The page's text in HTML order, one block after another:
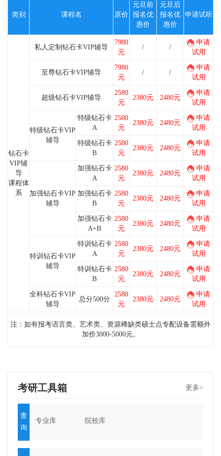
类别 课程名 原价
元旦前
报名优
惠价
元旦后
报名优
惠价
申请试听
钻石卡
VIP辅
导
课程体
系
私人定制钻石卡VIP辅导
7980
元
/ /
申请
试用
至尊钻石卡VIP辅导
7980
元
/ /
申请
试用
超级钻石卡VIP辅导
2580
元
2380元 2480元
申请
试用
特级钻石卡VIP
辅导
特级钻石卡
A
2580
元
2380元 2480元
申请
试用
特级钻石卡
B
2580
元
2380元 2480元
申请
试用
加强钻石卡VIP
辅导
加强钻石卡
A
2580
元
2380元 2480元
申请
试用
加强钻石卡
B
2580
元
2380元 2480元
申请
试用
加强钻石卡
A+B
2580
元
2380元 2480元
申请
试用
特训钻石卡VIP
辅导
特训钻石卡
A
2580
元
2380元 2480元
申请
试用
特训钻石卡
B
2580
元
2380元 2480元
申请
试用
全科钻石卡VIP
辅导
总分500分
2580
元
2380元 2480元
申请
试用
注： 如有报考语言类、艺术类、资源稀缺类硕士点专配设备需额外
加价3000-5000元。
考研工具箱 更多>
查
询
专业库 院校库